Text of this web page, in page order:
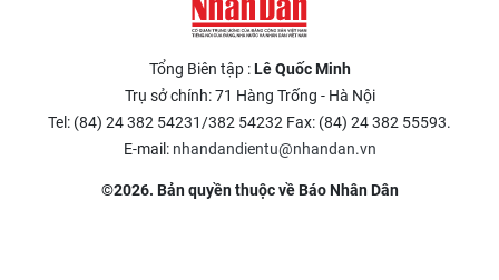
Tổng Biên tập :Lê Quốc Minh
Trụ sở chính: 71 Hàng Trống - Hà Nội
Tel: (84) 24 382 54231/382 54232 Fax: (84) 24 382 55593.
E-mail: nhandandientu@nhandan.vn
©2026. Bản quyền thuộc về Báo Nhân Dân